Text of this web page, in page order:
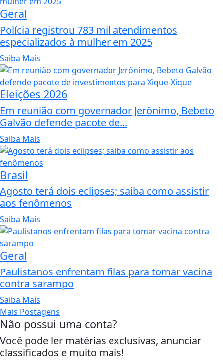
Geral
Polícia registrou 783 mil atendimentos
especializados à mulher em 2025
Saiba Mais
Eleições 2026
Em reunião com governador Jerônimo, Bebeto
Galvão defende pacote de...
Saiba Mais
Brasil
Agosto terá dois eclipses; saiba como assistir
aos fenômenos
Saiba Mais
Geral
Paulistanos enfrentam filas para tomar vacina
contra sarampo
Saiba Mais
Mais Postagens
Não possui uma conta?
Você pode ler matérias exclusivas, anunciar
classificados e muito mais!